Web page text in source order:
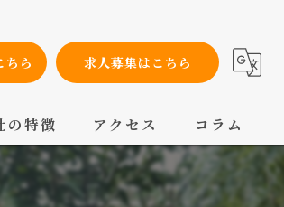
ちら 求人募集はこちら
の特徴
事
アクセス コラム